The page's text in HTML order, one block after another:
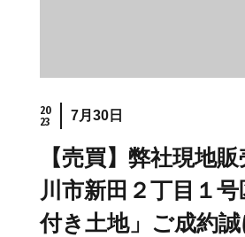
20
23
7月30日
【売買】弊社現地
川市新田２丁目１
付き土地」ご成約